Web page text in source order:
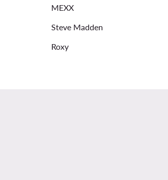
MEXX
Steve Madden
Roxy